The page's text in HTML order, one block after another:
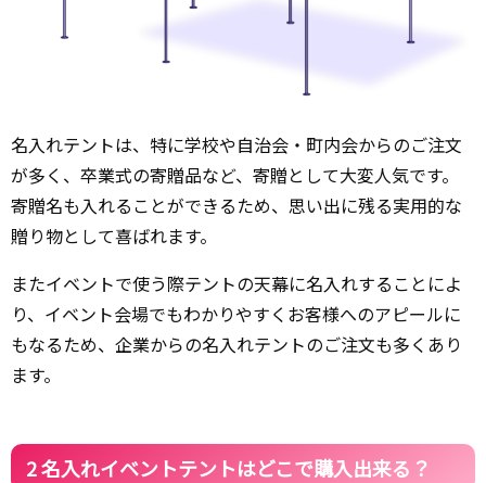
名入れテントは、特に学校や自治会・町内会からのご注文
が多く、卒業式の寄贈品など、寄贈として大変人気です。
寄贈名も入れることができるため、思い出に残る実用的な
贈り物として喜ばれます。
またイベントで使う際テントの天幕に名入れすることによ
り、イベント会場でもわかりやすくお客様へのアピールに
もなるため、企業からの名入れテントのご注文も多くあり
ます。
2 名入れイベントテントはどこで購入出来る？